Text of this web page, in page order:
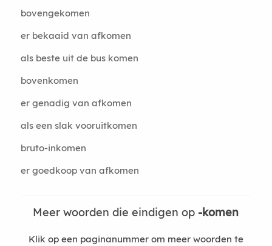
bovengekomen
er bekaaid van afkomen
als beste uit de bus komen
bovenkomen
er genadig van afkomen
als een slak vooruitkomen
bruto-inkomen
er goedkoop van afkomen
Meer woorden die eindigen op -komen
Klik op een paginanummer om meer woorden te